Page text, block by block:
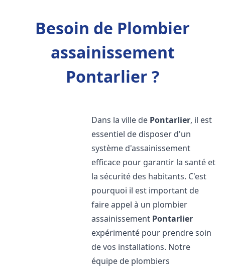
Besoin de Plombier
assainissement
Pontarlier ?
Dans la ville de Pontarlier, il est
essentiel de disposer d'un
système d'assainissement
efficace pour garantir la santé et
la sécurité des habitants. C'est
pourquoi il est important de
faire appel à un plombier
assainissement Pontarlier
expérimenté pour prendre soin
de vos installations. Notre
équipe de plombiers